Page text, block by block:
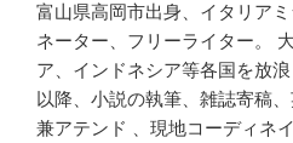
富山県高岡市出身、イタリア
ネーター、フリーライター。
ア、インドネシア等各国を放
以降、小説の執筆、雑誌寄稿
兼アテンド 、現地コーディネ